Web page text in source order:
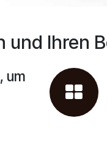
und Ihren
um